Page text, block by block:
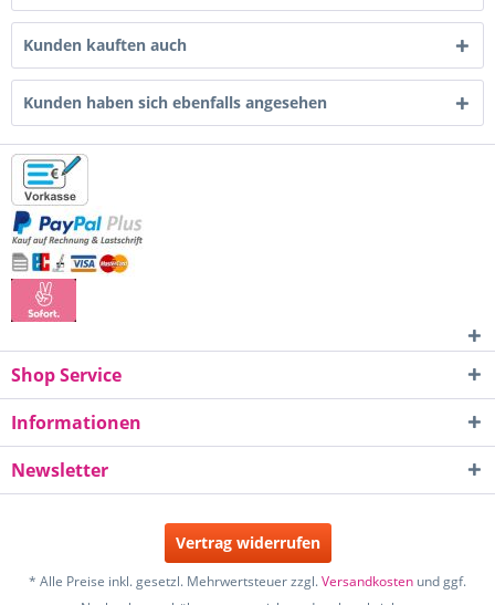
Kunden kauften auch
Kunden haben sich ebenfalls angesehen
Shop Service
Informationen
Newsletter
Vertrag widerrufen
* Alle Preise inkl. gesetzl. Mehrwertsteuer zzgl.Versandkosten und ggf.